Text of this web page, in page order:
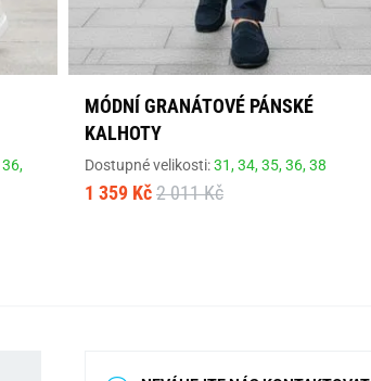
36,
MÓDNÍ GRANÁTOVÉ PÁNSKÉ
KALHOTY
Dostupné velikosti:31,34,35,36,38
1 359 Kč 2 011 Kč